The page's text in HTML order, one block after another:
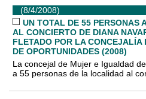
(8/4/2008)
UN TOTAL DE 55 PERSONAS
AL CONCIERTO DE DIANA
FLETADO POR LA CONCEJALÍA
DE OPORTUNIDADES (2008)
La concejal de Mujer e Igualdad
a 55 personas de la localidad al